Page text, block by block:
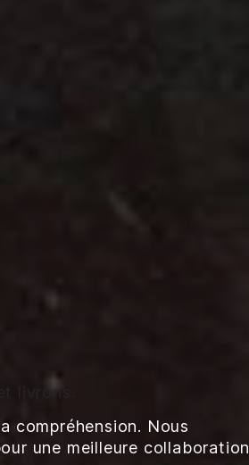
livrons.
compréhension. Nous
une meilleure collaboration